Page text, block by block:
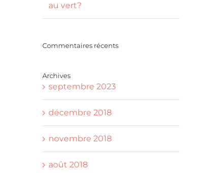
au vert?
Commentaires récents
Archives
septembre 2023
décembre 2018
novembre 2018
août 2018